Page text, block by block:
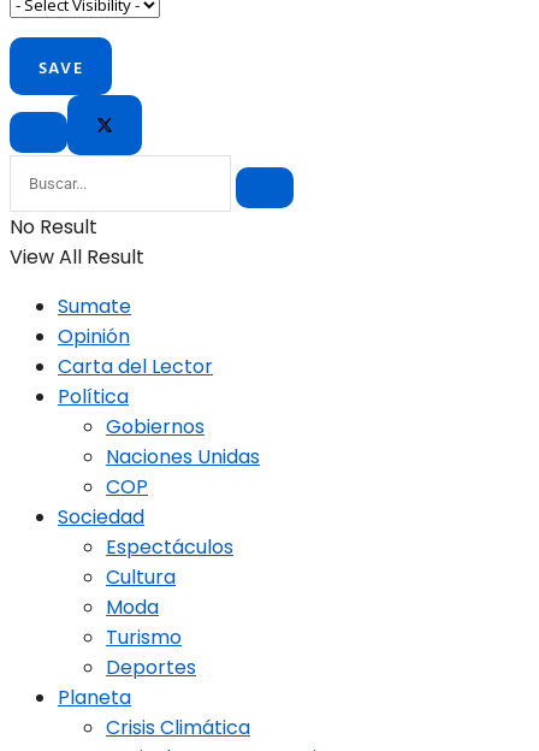
No Result
View All Result
Sumate
Opinión
Carta del Lector
Política
Gobiernos
Naciones Unidas
COP
Sociedad
Espectáculos
Cultura
Moda
Turismo
Deportes
Planeta
Crisis Climática